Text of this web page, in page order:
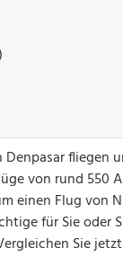
fliegen
von rund 550
einen Flug von
für Sie oder
Sie